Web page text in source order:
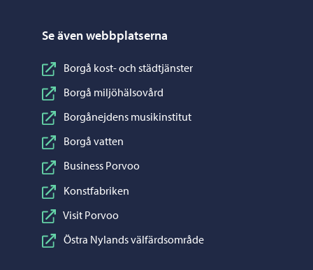
Se även webbplatserna
Borgå kost- och städtjänster
Borgå miljöhälsovård
Borgånejdens musikinstitut
Borgå vatten
Business Porvoo
Konstfabriken
Visit Porvoo
Östra Nylands välfärdsområde